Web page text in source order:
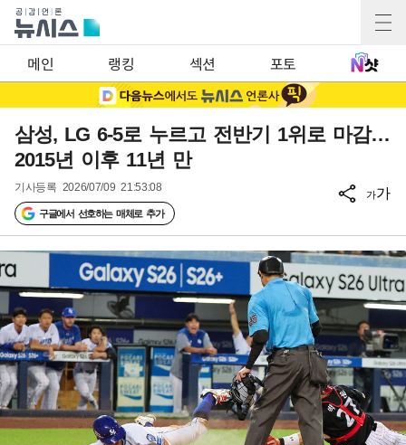
메인 랭킹 섹션 포토
삼성, LG 6-5로 누르고 전반기 1위로 마감…
2015년 이후 11년 만
기사등록 2026/07/09 21:53:08
구글에서 선호하는 매체로 추가
가가